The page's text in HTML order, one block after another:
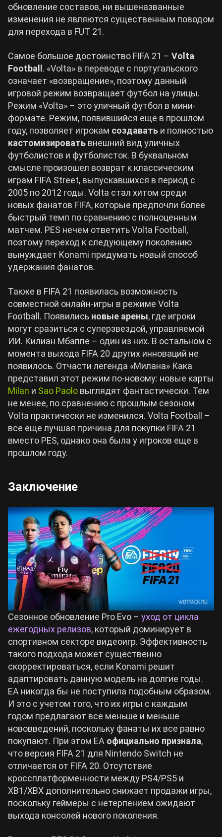
обновление составов, ни вышеназванные
изменения не являются существенным поводом
для перехода в FUT 21.
Самое большое достоинство FIFA 21 – Volta
Football. «Volta» в переводе с португальского
означает «возвращение», поэтому данный
игровой режим возвращает футбол на улицы.
Режим «Volta» – это уличный футбол в мини-
формате. Режим, появившийся еще в прошлом
году, позволяет игрокам создавать и полностью
кастомизировать внешний вид уличных
футболистов и футболисток. В буквальном
смысле произошел возврат к классическим
играм FIFA Street, выпускавшихся в период с
2005 по 2012 годы. Volta стал хитом среди
новых фанатов FIFA, которые предпочли более
быстрый темп по сравнению с полноценным
матчем. PES нечем ответить Volta Football,
поэтому переход к следующему поколению
вынуждает Konami придумать новый способ
удержания фанатов.
Также в FIFA 21 появилась возможность
совместной онлайн-игры в режиме Volta
Football. Появились новые арены, где игроки
могут сразиться с суперзвездой, управляемой
ИИ. Килиан Мбаппе – один из них. В остальном с
момента выхода FIFA 20 других инноваций не
появилось. Отчасти легенда «Милана» Кака
представил этот режим по-новому: новые карты
Milan и Sao Paolo выглядят фантастически. Тем
не менее, по сравнению с прошлым сезоном
Volta практически не изменился. Volta Football –
все еще лучшая причина для покупки FIFA 21
вместо PES, однако она была у игроков еще в
прошлом году.
Заключение
Сезонное обновление Pro Evo – уход от цикла
ежегодных релизов, который доминирует в
спортивном секторе видеоигр. Эффективность
такого подхода может существенно
скорректироваться, если Konami решит
адаптировать данную модель на долгие годы.
EA никогда бы не поступила подобным образом.
И это с учетом того, что их игры с каждым
годом предлагают все меньше и меньше
нововведений, поскольку фанаты их все равно
покупают. При этом EA официально признала,
что версия FIFA 21 для Nintendo Switch не
отличается от FIFA 20. Отсутствие
кроссплатформенности между PS4/PS5 и
XB1/XBX дополнительно снижает продажи игры,
поскольку геймеры с нетерпением ожидают
выхода консолей нового поколения.